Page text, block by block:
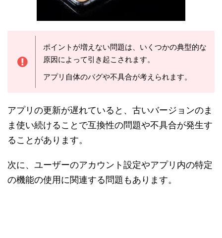
ポイントが増えない問題は、いくつかの典型的な
原因によって引き起こされます。
アプリ自体のバグや不具合が考えられます。
アプリの更新が遅れていると、古いバージョンのま
ま使い続けることで互換性の問題や不具合が発生す
ることがあります。
次に、ユーザーのアカウント設定やアプリ内の特定
の機能の使用に関連する問題もあります。